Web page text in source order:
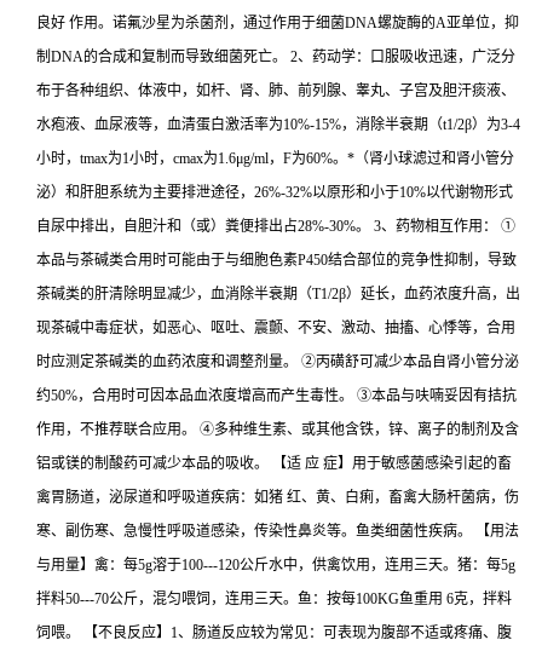
良好 作用。诺氟沙星为杀菌剂，通过作用于细菌DNA螺旋酶的A亚单位，抑
制DNA的合成和复制而导致细菌死亡。 2、药动学：口服吸收迅速，广泛分
布于各种组织、体液中，如杆、肾、肺、前列腺、睾丸、子宫及胆汗痰液、
水疱液、血尿液等，血清蛋白激活率为10%-15%，消除半衰期（t1/2β）为3-4
小时，tmax为1小时，cmax为1.6μg/ml，F为60%。*（肾小球滤过和肾小管分
泌）和肝胆系统为主要排泄途径，26%-32%以原形和小于10%以代谢物形式
自尿中排出，自胆汁和（或）粪便排出占28%-30%。 3、药物相互作用： ①
本品与茶碱类合用时可能由于与细胞色素P450结合部位的竞争性抑制，导致
茶碱类的肝清除明显减少，血消除半衰期（T1/2β）延长，血药浓度升高，出
现茶碱中毒症状，如恶心、呕吐、震颤、不安、激动、抽搐、心悸等，合用
时应测定茶碱类的血药浓度和调整剂量。 ②丙磺舒可减少本品自肾小管分泌
约50%，合用时可因本品血浓度增高而产生毒性。 ③本品与呋喃妥因有拮抗
作用，不推荐联合应用。 ④多种维生素、或其他含铁，锌、离子的制剂及含
铝或镁的制酸药可减少本品的吸收。 【适 应 症】用于敏感菌感染引起的畜
禽胃肠道，泌尿道和呼吸道疾病：如猪 红、黄、白痢，畜禽大肠杆菌病，伤
寒、副伤寒、急慢性呼吸道感染，传染性鼻炎等。鱼类细菌性疾病。 【用法
与用量】禽：每5g溶于100---120公斤水中，供禽饮用，连用三天。猪：每5g
拌料50---70公斤，混匀喂饲，连用三天。鱼：按每100KG鱼重用 6克，拌料
饲喂。 【不良反应】1、肠道反应较为常见：可表现为腹部不适或疼痛、腹